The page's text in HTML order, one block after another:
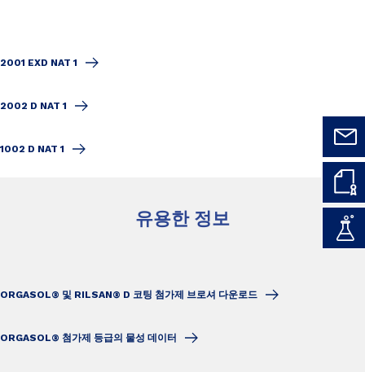
2001 EXD NAT 1
2002 D NAT 1
1002 D NAT 1
유용한 정보
ORGASOL® 및 RILSAN® D 코팅 첨가제 브로셔 다운로드
ORGASOL® 첨가제 등급의 물성 데이터